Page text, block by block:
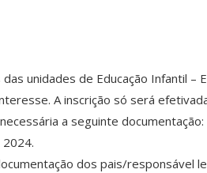
unidades de Educação Infantil
A inscrição só será
a seguinte
2024.
dos pais/responsável